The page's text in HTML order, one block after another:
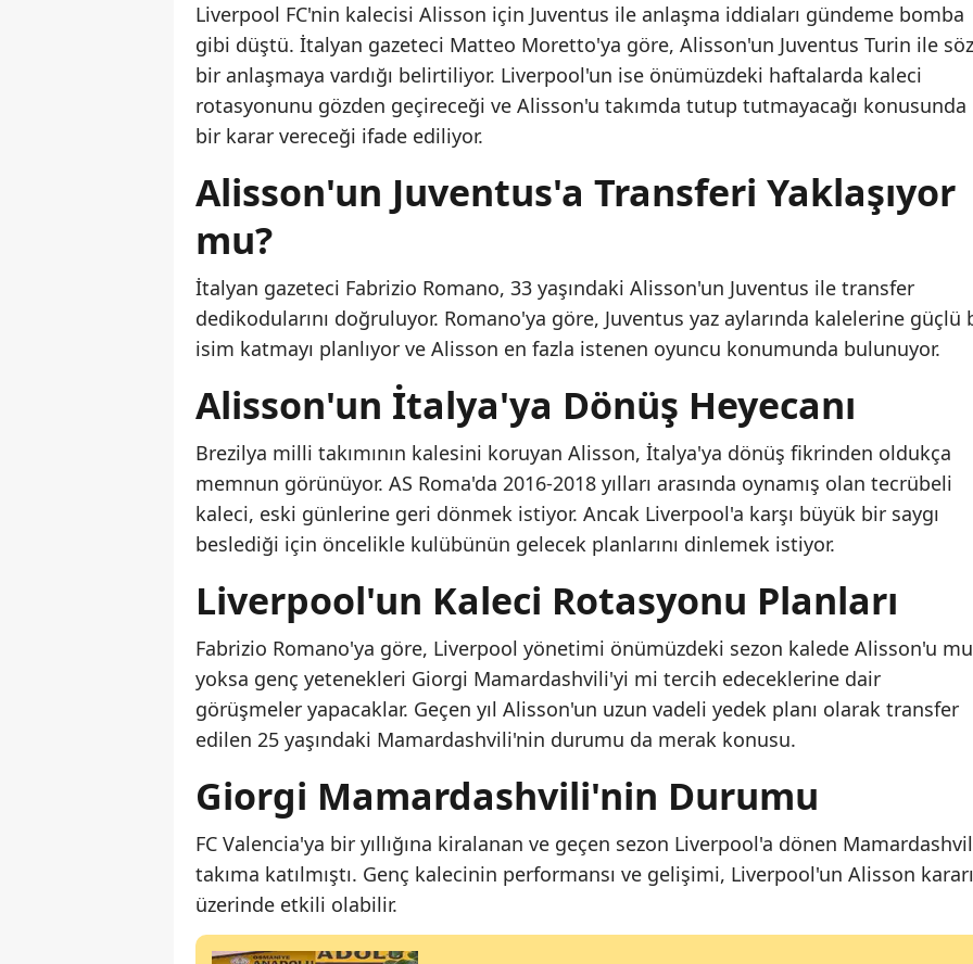
Liverpool FC'nin kalecisi Alisson için Juventus ile anlaşma iddiaları gündeme bomba
gibi düştü. İtalyan gazeteci Matteo Moretto'ya göre, Alisson'un Juventus Turin ile
bir anlaşmaya vardığı belirtiliyor. Liverpool'un ise önümüzdeki haftalarda kaleci
rotasyonunu gözden geçireceği ve Alisson'u takımda tutup tutmayacağı konusunda
bir karar vereceği ifade ediliyor.
Alisson'un Juventus'a Transferi Yaklaşıyor
mu?
İtalyan gazeteci Fabrizio Romano, 33 yaşındaki Alisson'un Juventus ile transfer
dedikodularını doğruluyor. Romano'ya göre, Juventus yaz aylarında kalelerine güçlü
isim katmayı planlıyor ve Alisson en fazla istenen oyuncu konumunda bulunuyor.
Alisson'un İtalya'ya Dönüş Heyecanı
Brezilya milli takımının kalesini koruyan Alisson, İtalya'ya dönüş fikrinden oldukça
memnun görünüyor. AS Roma'da 2016-2018 yılları arasında oynamış olan tecrübeli
kaleci, eski günlerine geri dönmek istiyor. Ancak Liverpool'a karşı büyük bir saygı
beslediği için öncelikle kulübünün gelecek planlarını dinlemek istiyor.
Liverpool'un Kaleci Rotasyonu Planları
Fabrizio Romano'ya göre, Liverpool yönetimi önümüzdeki sezon kalede Alisson'u mu
yoksa genç yetenekleri Giorgi Mamardashvili'yi mi tercih edeceklerine dair
görüşmeler yapacaklar. Geçen yıl Alisson'un uzun vadeli yedek planı olarak transfer
edilen 25 yaşındaki Mamardashvili'nin durumu da merak konusu.
Giorgi Mamardashvili'nin Durumu
FC Valencia'ya bir yıllığına kiralanan ve geçen sezon Liverpool'a dönen
takıma katılmıştı. Genç kalecinin performansı ve gelişimi, Liverpool'un Alisson kararı
üzerinde etkili olabilir.